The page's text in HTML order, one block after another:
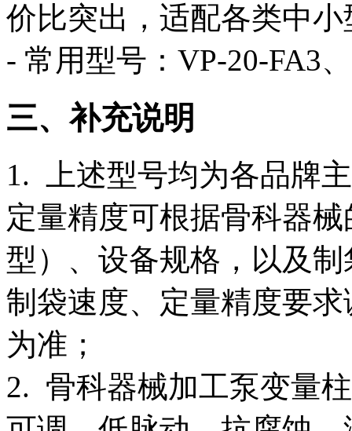
价比突出，适配各类中
- 常用型号：VP-20-FA3
三、补充说明
1. 上述型号均为各品牌
定量精度可根据骨科器
型）、设备规格，以及
制袋速度、定量精度要
为准；
2. 骨科器械加工泵变量